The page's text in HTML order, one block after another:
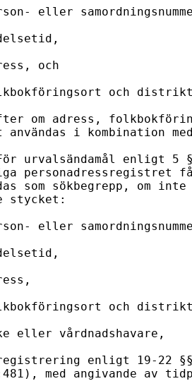
eller
och
och
om adress,
användas i kombination
urvalsändamål enligt 5
personadressregistret
som sökbegrepp, om
stycket:
eller
och
eller vårdnadshavare,
enligt 19-22
med angivande av